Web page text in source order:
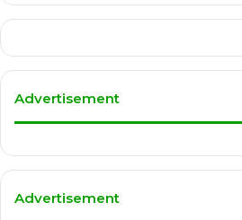
Advertisement
Advertisement